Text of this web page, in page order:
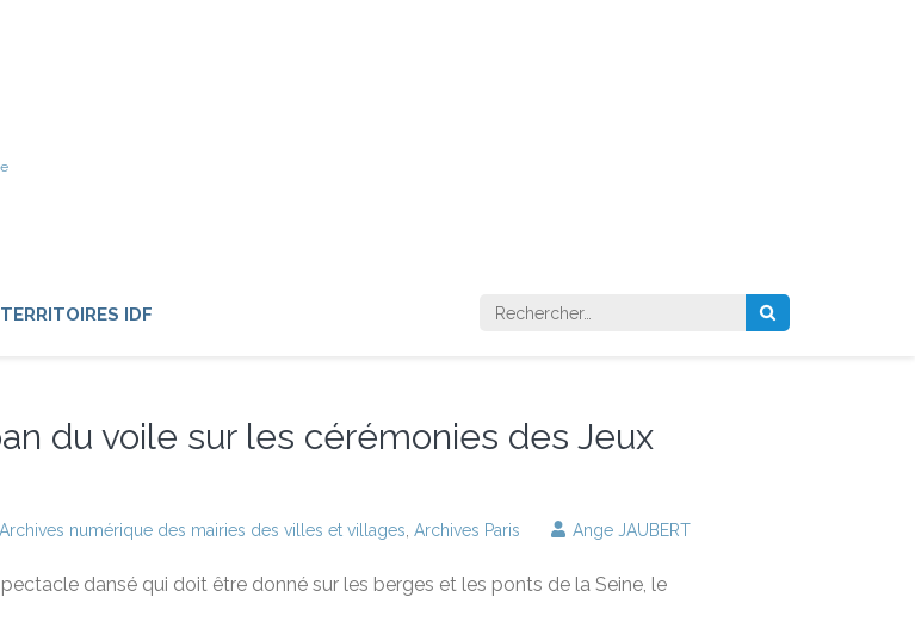
IDF Rechercher :
du voile sur les cérémonies des Jeux
Archives numérique des mairies des villes et villages Archives Paris Ange JAUBERT
dansé qui doit être donné sur les berges et les ponts de la Seine, le